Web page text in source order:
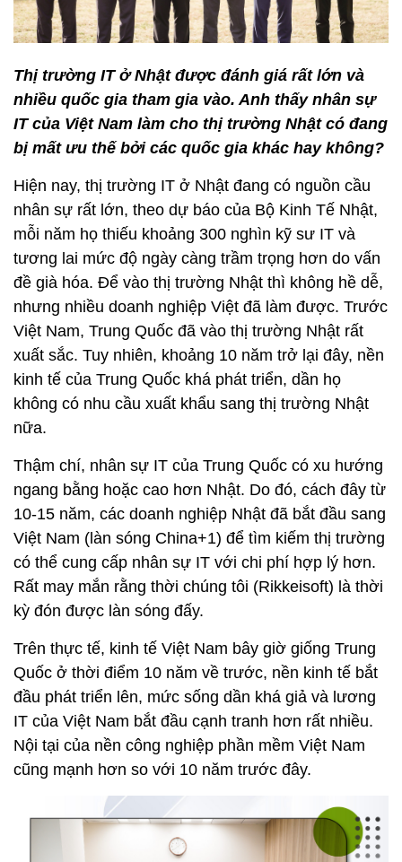
Thị trường IT ở Nhật được đánh giá rất lớn và
nhiều quốc gia tham gia vào. Anh thấy nhân sự
IT của Việt Nam làm cho thị trường Nhật có đang
bị mất ưu thế bởi các quốc gia khác hay không?
Hiện nay, thị trường IT ở Nhật đang có nguồn cầu
nhân sự rất lớn, theo dự báo của Bộ Kinh Tế Nhật,
mỗi năm họ thiếu khoảng 300 nghìn kỹ sư IT và
tương lai mức độ ngày càng trầm trọng hơn do vấn
đề già hóa. Để vào thị trường Nhật thì không hề dễ,
nhưng nhiều doanh nghiệp Việt đã làm được. Trước
Việt Nam, Trung Quốc đã vào thị trường Nhật rất
xuất sắc. Tuy nhiên, khoảng 10 năm trở lại đây, nền
kinh tế của Trung Quốc khá phát triển, dần họ
không có nhu cầu xuất khẩu sang thị trường Nhật
nữa.
Thậm chí, nhân sự IT của Trung Quốc có xu hướng
ngang bằng hoặc cao hơn Nhật. Do đó, cách đây từ
10-15 năm, các doanh nghiệp Nhật đã bắt đầu sang
Việt Nam (làn sóng China+1) để tìm kiếm thị trường
có thể cung cấp nhân sự IT với chi phí hợp lý hơn.
Rất may mắn rằng thời chúng tôi (Rikkeisoft) là thời
kỳ đón được làn sóng đấy.
Trên thực tế, kinh tế Việt Nam bây giờ giống Trung
Quốc ở thời điểm 10 năm về trước, nền kinh tế bắt
đầu phát triển lên, mức sống dần khá giả và lương
IT của Việt Nam bắt đầu cạnh tranh hơn rất nhiều.
Nội tại của nền công nghiệp phần mềm Việt Nam
cũng mạnh hơn so với 10 năm trước đây.